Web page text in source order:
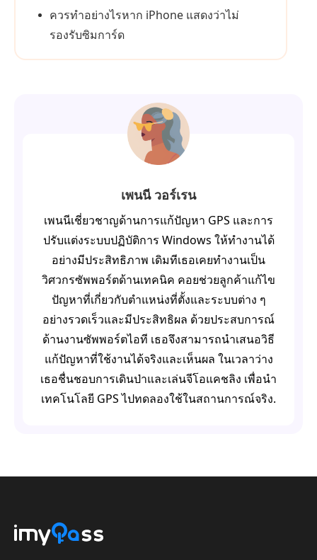
ควรทำอย่างไรหาก iPhone แสดงว่าไม่
รองรับซิมการ์ด
เพนนี วอร์เรน
เพนนีเชี่ยวชาญด้านการแก้ปัญหา GPS และการ
ปรับแต่งระบบปฏิบัติการ Windows ให้ทำงานได้
อย่างมีประสิทธิภาพ เดิมทีเธอเคยทำงานเป็น
วิศวกรซัพพอร์ตด้านเทคนิค คอยช่วยลูกค้าแก้ไข
ปัญหาที่เกี่ยวกับตำแหน่งที่ตั้งและระบบต่าง ๆ
อย่างรวดเร็วและมีประสิทธิผล ด้วยประสบการณ์
ด้านงานซัพพอร์ตไอที เธอจึงสามารถนำเสนอวิธี
แก้ปัญหาที่ใช้งานได้จริงและเห็นผล ในเวลาว่าง
เธอชื่นชอบการเดินป่าและเล่นจีโอแคชลิง เพื่อนำ
เทคโนโลยี GPS ไปทดลองใช้ในสถานการณ์จริง.